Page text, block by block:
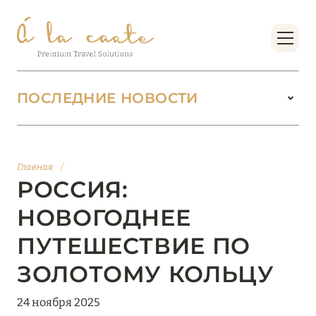
Главная /
РОССИЯ:
НОВОГОДНЕЕ
ПУТЕШЕСТВИЕ ПО
ЗОЛОТОМУ КОЛЬЦУ
24 ноября 2025
ПОСЛЕДНИЕ НОВОСТИ
БУТИК-КУРОРТЫ МАЛЬДИВСКИХ ОСТРОВОВ
Подробнее
01 июня 2026
JUMEIRAH OLHAHALI ISLAND MALDIVES: ВАШ
ОАЗИС ТЕПЛА И ИЗЫСКАННОСТИ